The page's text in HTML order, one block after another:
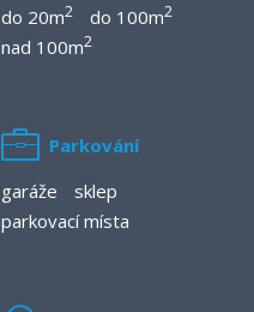
do 20m2 do 100m2
nad 100m2
Parkování
garáže
sklep
parkovací místa